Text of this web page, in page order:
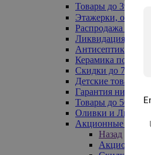
Товары до 399₽
Этажерки,
Распродажа
Ликвидация до -
Антисептики
Керамика по 129
Скидки до 70%
Детские товары
Гарантия низкой
Товары до 500 руб
Оливки и Лимоны
Акционные
Назад
Акционные